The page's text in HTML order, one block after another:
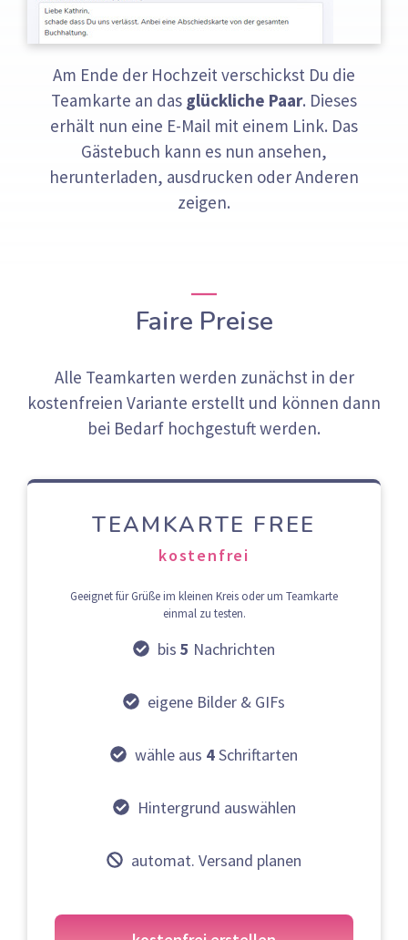
Am Ende der Hochzeit verschickst Du die
Teamkarte an das glückliche Paar. Dieses
erhält nun eine E-Mail mit einem Link. Das
Gästebuch kann es nun ansehen,
herunterladen, ausdrucken oder Anderen
zeigen.
Faire Preise
Alle Teamkarten werden zunächst in der
kostenfreien Variante erstellt und können dann
bei Bedarf hochgestuft werden.
TEAMKARTE FREE
kostenfrei
Geeignet für Grüße im kleinen Kreis oder um Teamkarte
einmal zu testen.
bis 5 Nachrichten
eigene Bilder & GIFs
wähle aus 4Schriftarten
Hintergrund auswählen
automat. Versand planen